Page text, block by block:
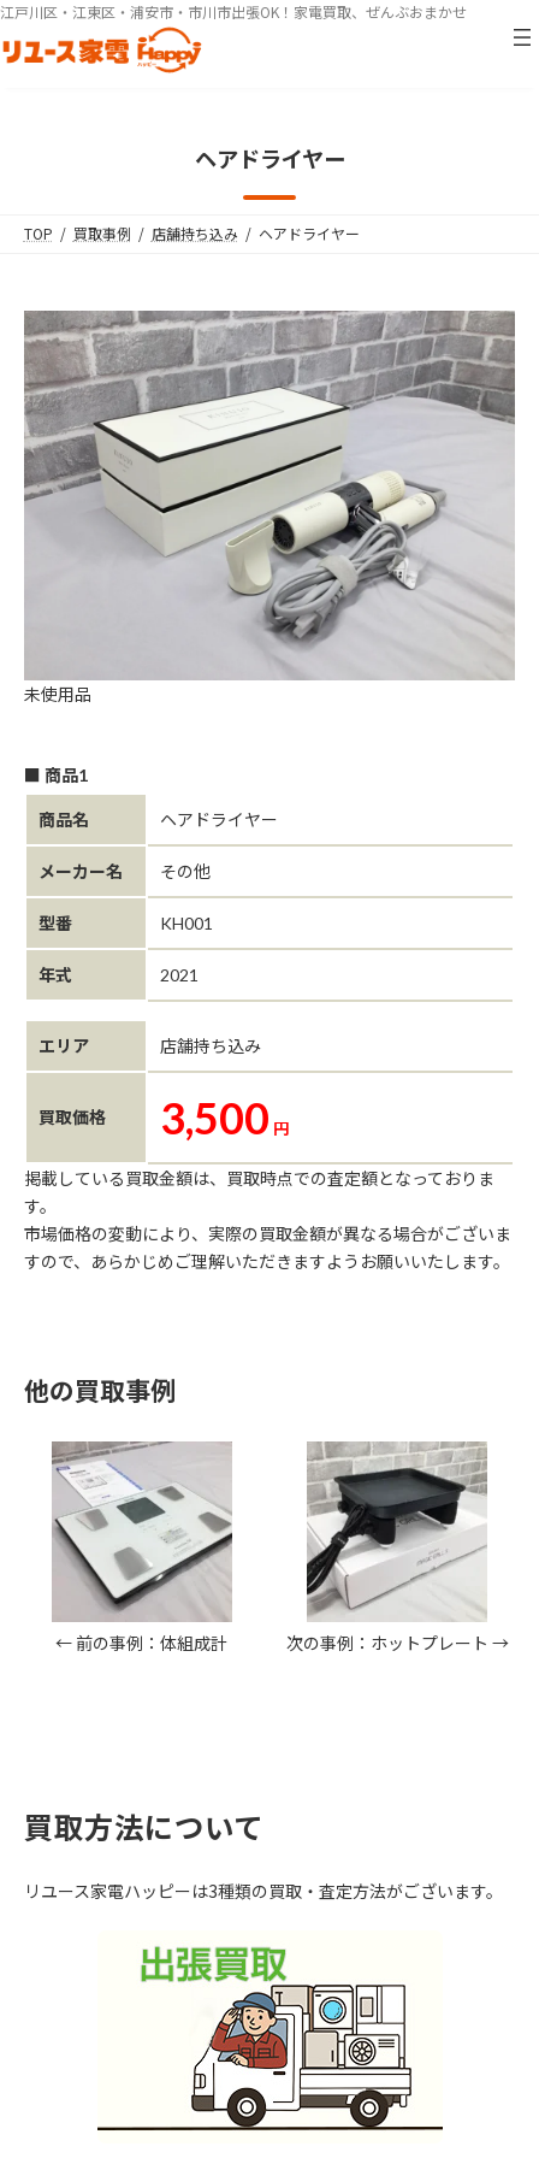
コ
ン
テ
ナ
ビ
ゲ
江戸川区・江東区・浦安市・市川市出張OK！家電買取、ぜんぶおまかせ
ヘアドライヤー
TOP 買取事例 店舗持ち込み ヘアドライヤー
未使用品
■ 商品1
商品名 ヘアドライヤー
メーカー名 その他
型番 KH001
年式 2021
エリア 店舗持ち込み
買取価格 3,500 円
掲載している買取金額は、買取時点での査定額となっておりま
す。
市場価格の変動により、実際の買取金額が異なる場合がございま
すので、あらかじめご理解いただきますようお願いいたします。
他の買取事例
← 前の事例：体組成計 次の事例：ホットプレート →
買取方法について
リユース家電ハッピーは3種類の買取・査定方法がございます。